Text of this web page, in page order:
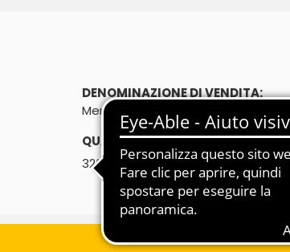
DENOMINAZIONE DI VENDITA:
Merendina "La Tortina" classica
QUANTITÀ:
320g
℮